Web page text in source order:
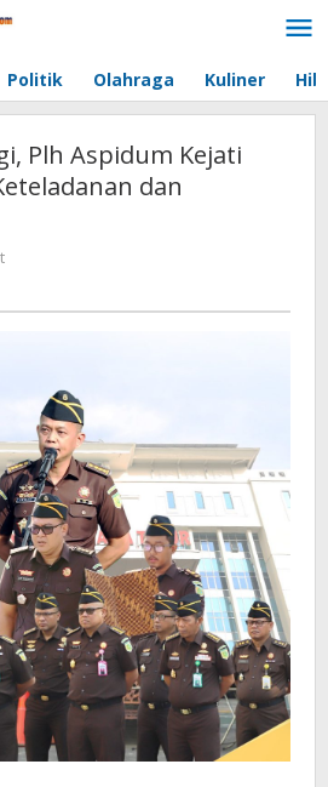
Politik Olahraga Kuliner
Plh Aspidum Kejati
dan